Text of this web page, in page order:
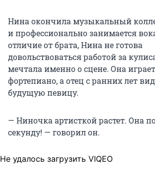
Нина окончила музыкальный
и профессионально занимается
отличие от брата, Нина не готова
довольствоваться работой за
мечтала именно о сцене. Она
фортепиано, а отец с ранних лет
будущую певицу.
— Ниночка артисткой растет. Она
секунду! — говорил он.
Не удалось загрузить VIQEO